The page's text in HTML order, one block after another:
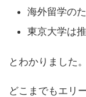
海外留学の
東京大学は
とわかりました。
どこまでもエリ